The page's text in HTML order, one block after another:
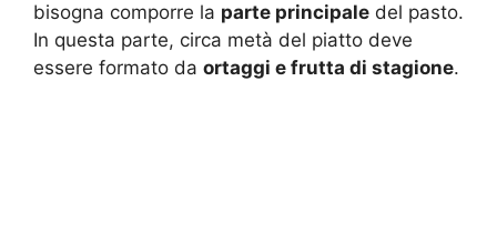
bisogna comporre la parte principale del pasto.
In questa parte, circa metà del piatto deve
essere formato da ortaggi e frutta di stagione.